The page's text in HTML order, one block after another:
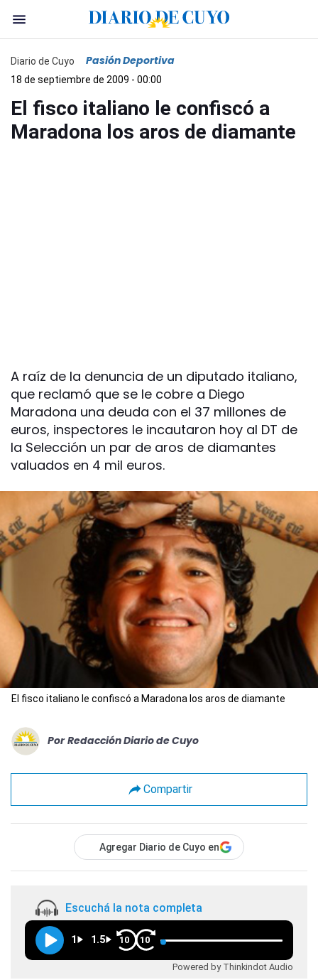
Diario de Cuyo Pasión Deportiva
18 de septiembre de 2009 - 00:00
El fisco italiano le confiscó a
Maradona los aros de diamante
A raíz de la denuncia de un diputado italiano,
que reclamó que se le cobre a Diego
Maradona una deuda con el 37 millones de
euros, inspectores le incautaron hoy al DT de
la Selección un par de aros de diamantes
valuados en 4 mil euros.
El fisco italiano le confiscó a Maradona los aros de diamante
Por Redacción Diario de Cuyo
Compartir
Agregar Diario de Cuyo en
Escuchá la nota completa
1 1.5 10 10
Powered by Thinkindot Audio